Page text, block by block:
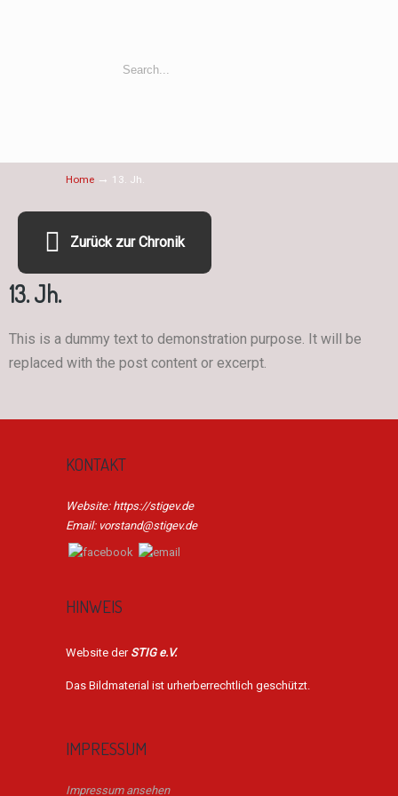
Home → 13. Jh.
Zurück zur Chronik
13. Jh.
This is a dummy text to demonstration purpose. It will be
replaced with the post content or excerpt.
KONTAKT
Website: https://stigev.de
Email: vorstand@stigev.de
HINWEIS
Website der STIG e.V.
Das Bildmaterial ist urherberrechtlich geschützt.
IMPRESSUM
Impressum ansehen